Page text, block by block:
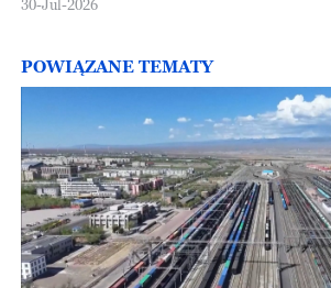
30-Jul-2026
POWIĄZANE TEMATY